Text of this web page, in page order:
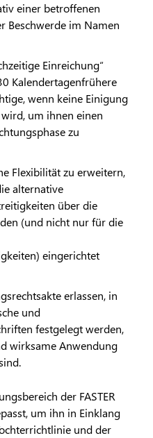
einer betroffenen
Beschwerde im Namen
Einreichung“
Kalendertagenfrühere
wenn keine Einigung
um ihnen einen
zu
Flexibilität zu erweitern,
alternative
über die
(und nicht nur für die
eingerichtet
erlassen, in
und
festgelegt werden,
wirksame Anwendung
der FASTER
um ihn in Einklang
und der